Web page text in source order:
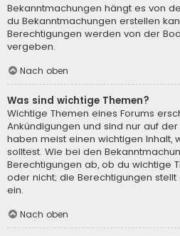
Bekanntmachungen hängt es von
du Bekanntmachungen erstellen
Berechtigungen werden von der
vergeben.
Nach oben
Was sind wichtige Themen?
Wichtige Themen eines Forums
Ankündigungen und sind nur auf
haben meist einen wichtigen Inhalt,
solltest. Wie bei den
Berechtigungen ab, ob du wichtige
oder nicht; die Berechtigungen
ein.
Nach oben